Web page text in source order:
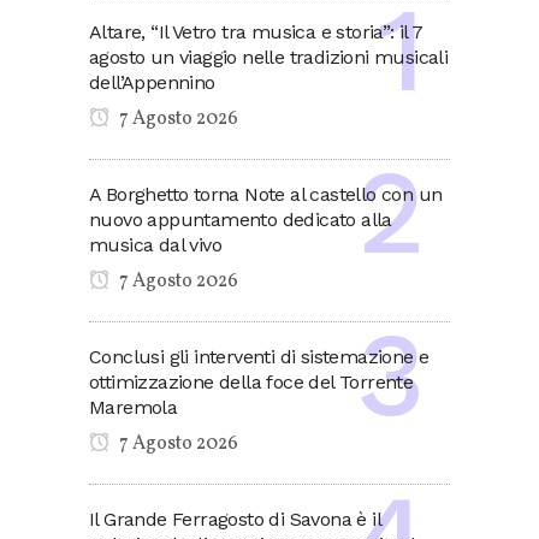
Altare, “Il Vetro tra musica e storia”: il 7
agosto un viaggio nelle tradizioni musicali
dell’Appennino
7 Agosto 2026
A Borghetto torna Note al castello con un
nuovo appuntamento dedicato alla
musica dal vivo
7 Agosto 2026
Conclusi gli interventi di sistemazione e
ottimizzazione della foce del Torrente
Maremola
7 Agosto 2026
Il Grande Ferragosto di Savona è il